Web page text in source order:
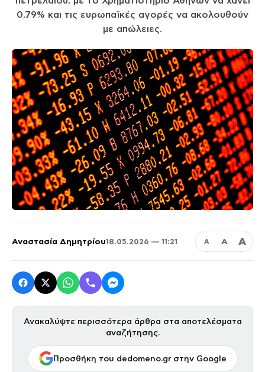
0,79% και τις ευρωπαϊκές αγορές να ακολουθούν
με απώλειες.
Αναστασία Δημητρίου18.05.2026 — 11:21 Α Α Α
Ανακαλύψτε περισσότερα άρθρα στα αποτελέσματα
αναζήτησης.
Προσθήκη του dedomeno.gr στην Google